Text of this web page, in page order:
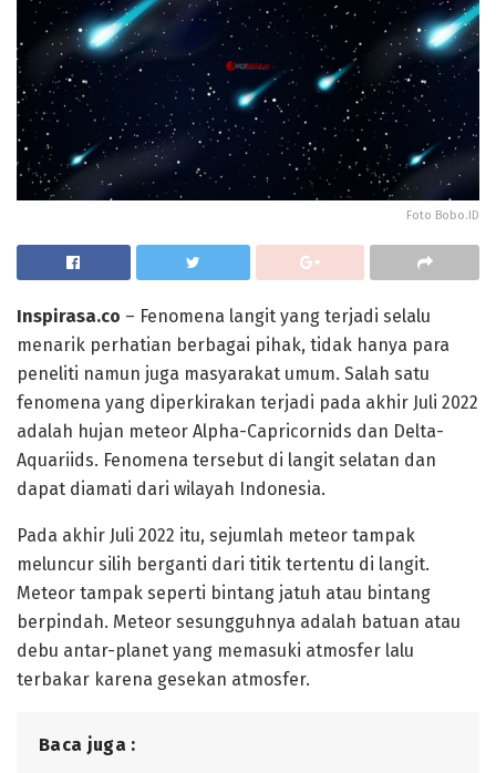
Foto Bobo.ID
Inspirasa.co – Fenomena langit yang terjadi selalu
menarik perhatian berbagai pihak, tidak hanya para
peneliti namun juga masyarakat umum. Salah satu
fenomena yang diperkirakan terjadi pada akhir Juli 2022
adalah hujan meteor Alpha-Capricornids dan Delta-
Aquariids. Fenomena tersebut di langit selatan dan
dapat diamati dari wilayah Indonesia.
Pada akhir Juli 2022 itu, sejumlah meteor tampak
meluncur silih berganti dari titik tertentu di langit.
Meteor tampak seperti bintang jatuh atau bintang
berpindah. Meteor sesungguhnya adalah batuan atau
debu antar-planet yang memasuki atmosfer lalu
terbakar karena gesekan atmosfer.
Baca juga :